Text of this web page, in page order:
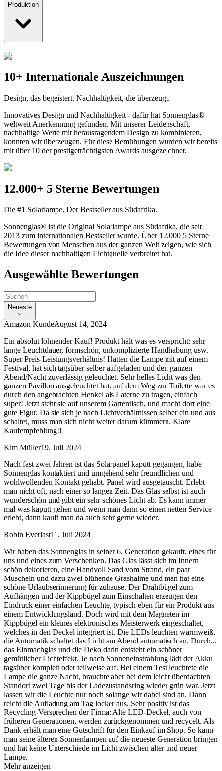
Produktion
10+ Internationale Auszeichnungen
Design, das begeistert. Nachhaltigkeit, die überzeugt.
Innovatives Design und Nachhaltigkeit - dafür hat Sonnenglas®
weltweit Anerkennung gefunden. Mit unserer Leidenschaft,
nachhaltige Werte mit herausragendem Design zu kombinieren,
konnten wir überzeugen. Für diese Bemühungen wurden wir bereits
mit über 10 der prestigeträchtigsten Awards ausgezeichnet.
12.000+ 5 Sterne Bewertungen
Die #1 Solarlampe. Der Bestseller aus Südafrika.
Sonnenglas® ist die Original Solarlampe aus Südafrika, die seit
2013 zum internationalen Bestseller wurde. Über 12.000 5 Sterne
Bewertungen von Menschen aus der ganzen Welt zeigen, wie sich
die Idee dieser nachhaltigen Lichtquelle verbreitet hat.
Ausgewählte Bewertungen
Neueste
Amazon KundeAugust 14, 2024
Ein absolut lohnender Kauf! Produkt hält was es verspricht: sehr
lange Leuchtdauer, formschön, unkomplizierte Handhabung usw.
Super Preis-Leistungsverhältnis! Hatten die Lampe mit auf einem
Festival, hat sich tagsüber selber aufgeladen und den ganzen
Abend/Nacht zuverlässig geleuchtet. Sehr helles Licht was den
ganzen Pavillon ausgeleuchtet hat, auf dem Weg zur Toilette war es
durch den angebrachten Henkel als Laterne zu tragen, einfach
super! Jetzt steht sie auf unserem Gartentisch, und macht dort eine
gute Figur. Da sie sich je nach Lichtverhältnissen selber ein und aus
schaltet, muss man sich nicht weiter darum kümmern. Klare
Kaufempfehlung!!
Kim Müller19. Juli 2024
Nach fast zwei Jahren ist das Solarpanel kaputt gegangen, habe
Sonnenglas kontaktiert und umgehend sehr freundlichen und
wohlwollenden Kontakt gehabt. Panel wird ausgetauscht. Erlebt
man nicht oft, nach einer so langen Zeit. Das Glas selbst ist auch
wunderschön und gibt ein sehr schönes Licht ab. Es kann immer
mal was kaputt gehen und wenn man dann so einen netten Service
erlebt, dann kauft man da auch sehr gerne wieder.
Robin Everlast11. Juli 2024
Wir haben das Sonnenglas in seiner 6. Generation gekauft, eines für
uns und eines zum Verschenken. Das Glas lässt sich im Innern
schön dekorieren, eine Handvoll Sand vom Strand, ein paar
Muscheln und dazu zwei blühende Grashalme und man hat eine
schöne Urlaubserinnerung für zuhause. Der Drahtbügel zum
Aufhängen und der Kippbügel zum Einschalten erzeugen den
Eindruck einer einfachen Leuchte, typisch eben für ein Produkt aus
einem Entwicklungsland. Doch wird mit dem Magneten im
Kippbügel ein kleines elektronisches Meisterwerk eingeschaltet,
welches in den Deckel integriert ist. Die LEDs leuchten warmweiß,
die Automatik schaltet das Licht am Abend automatisch an. Durch...
das Einmachglas und die Deko darin entsteht ein schöner
gemütlicher Lichteffekt. Je nach Sonneneinstrahlung lädt der Akku
tagsüber komplett oder teilweise auf. Bei einem Test leuchtete die
Lampe die ganze Nacht, brauchte aber bei dem leicht überdachten
Standort zwei Tage bis der Ladezustandsring wieder grün war. Jetzt
lassen wir die Leuchte nur noch solange wir dabei sind an. Dann
reicht die Aufladung am Tag locker aus. Sehr positiv ist das
Recycling-Versprechen der Firma: Alte LED-Deckel, auch von
früheren Generationen, werden zurückgenommen und recycelt. Als
Dank erhält man eine Gutschrift für den Einkauf im Shop. So kann
man seine älteren Sonnenlampen auf die neueste Generation bringen
und hat keine Unterschiede im Licht zwischen alter und neuer
Lampe.
Mehr anzeigen